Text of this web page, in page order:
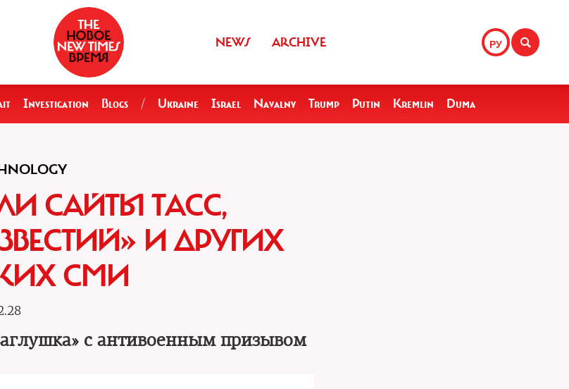
РУ
NEWS ARCHIVE
Investigation Blogs / Ukraine Israel Navalny Trump Putin Kremlin Duma
САЙТЫ ТАСС,
И ДРУГИХ
СМИ
с антивоенным призывом